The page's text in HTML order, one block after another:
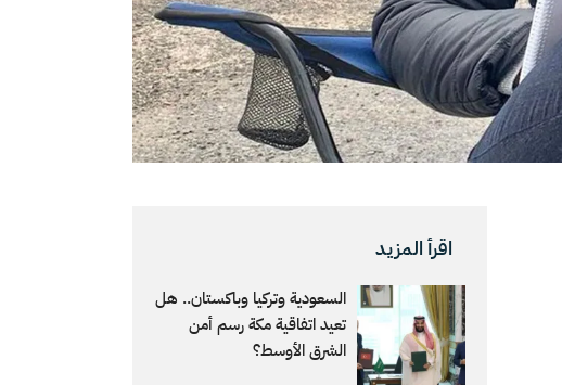
اقرأ المزيد
السعودية وتركيا وباكستان.. هل
تعيد اتفاقية مكة رسم أمن
الشرق الأوسط؟